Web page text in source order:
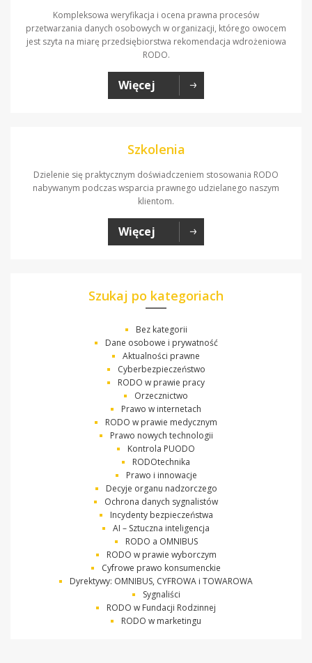
Kompleksowa weryfikacja i ocena prawna procesów
przetwarzania danych osobowych w organizacji, którego owocem
jest szyta na miarę przedsiębiorstwa rekomendacja wdrożeniowa
RODO.
Więcej
Szkolenia
Dzielenie się praktycznym doświadczeniem stosowania RODO
nabywanym podczas wsparcia prawnego udzielanego naszym
klientom.
Więcej
Szukaj po kategoriach
Bez kategorii
Dane osobowe i prywatność
Aktualności prawne
Cyberbezpieczeństwo
RODO w prawie pracy
Orzecznictwo
Prawo w internetach
RODO w prawie medycznym
Prawo nowych technologii
Kontrola PUODO
RODOtechnika
Prawo i innowacje
Decyje organu nadzorczego
Ochrona danych sygnalistów
Incydenty bezpieczeństwa
AI – Sztuczna inteligencja
RODO a OMNIBUS
RODO w prawie wyborczym
Cyfrowe prawo konsumenckie
Dyrektywy: OMNIBUS, CYFROWA i TOWAROWA
Sygnaliści
RODO w Fundacji Rodzinnej
RODO w marketingu